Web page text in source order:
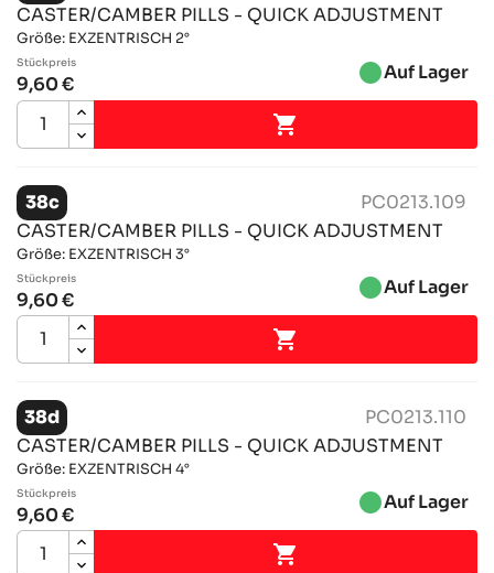
CASTER/CAMBER PILLS - QUICK ADJUSTMENT
Größe: EXZENTRISCH 2°
Stückpreis
9,60 € brightness_1Auf Lager

38c
PC0213.109
CASTER/CAMBER PILLS - QUICK ADJUSTMENT
Größe: EXZENTRISCH 3°
Stückpreis
9,60 € brightness_1Auf Lager

38d
PC0213.110
CASTER/CAMBER PILLS - QUICK ADJUSTMENT
Größe: EXZENTRISCH 4°
Stückpreis
9,60 € brightness_1Auf Lager
